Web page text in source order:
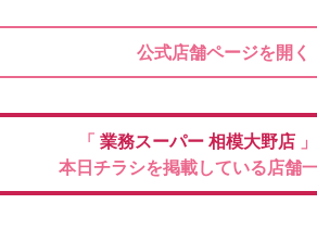
公式店舗ページを開く
「 業務スーパー 相模大野店
本日チラシを掲載している店舗